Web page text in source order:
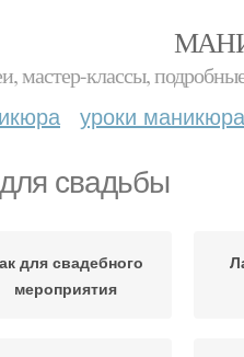
мастер-классы,
уроки маникюра
свадьбы
для свадебного
мероприятия